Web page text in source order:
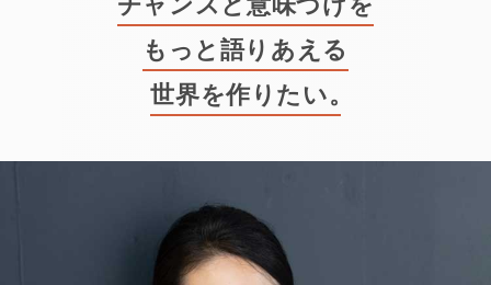
もっと語りあえる
世界を作りたい。